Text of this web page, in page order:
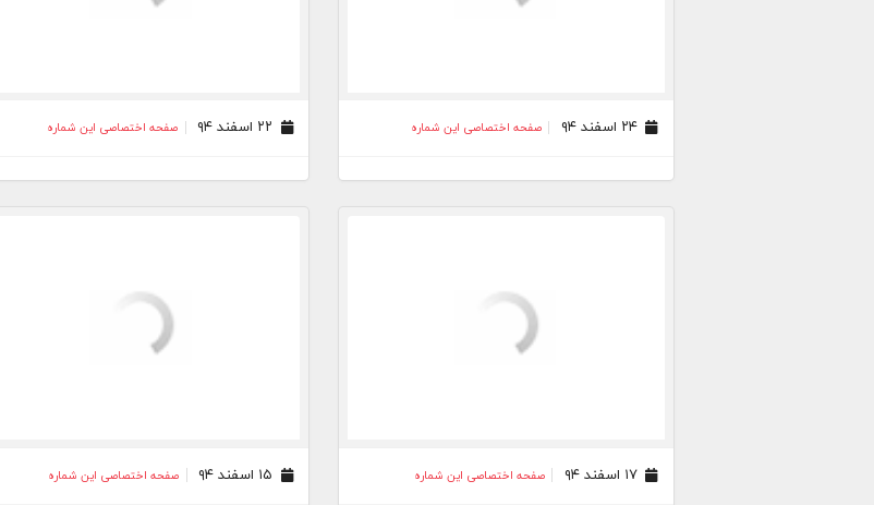
۲۴ اسفند ۹۴ صفحه اختصاصی این شماره صفحه اختصاصی این شماره
۱۷ اسفند ۹۴ صفحه اختصاصی این شماره صفحه اختصاصی این شماره